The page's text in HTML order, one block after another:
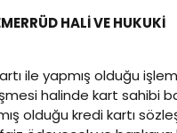
HALİ VE HUKUKİ
kartı ile yapmış olduğu
halinde kart sahibi
olduğu kredi kartı